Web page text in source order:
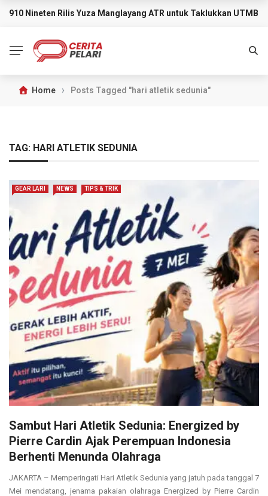
BREAKING NEWS
910 Nineten Rilis Yuza Manglayang ATR untuk Taklukkan UTMB
Home › Posts Tagged "hari atletik sedunia"
TAG: HARI ATLETIK SEDUNIA
GEAR LARI NEWS TIPS & TRIK
Sambut Hari Atletik Sedunia: Energized by
Pierre Cardin Ajak Perempuan Indonesia
Berhenti Menunda Olahraga
JAKARTA – Memperingati Hari Atletik Sedunia yang jatuh pada tanggal 7
Mei mendatang, jenama pakaian olahraga Energized by Pierre Cardin